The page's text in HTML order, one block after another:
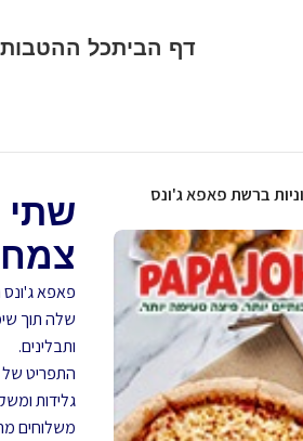
דף הביתכל ההטבות
ברשת פאפא ג'ונס
שתי
פאפא ג'ונס
שלה תוך
ותבלינים.
התפריט של
גלידות
משלוחים מהירים תוך 30 דקות